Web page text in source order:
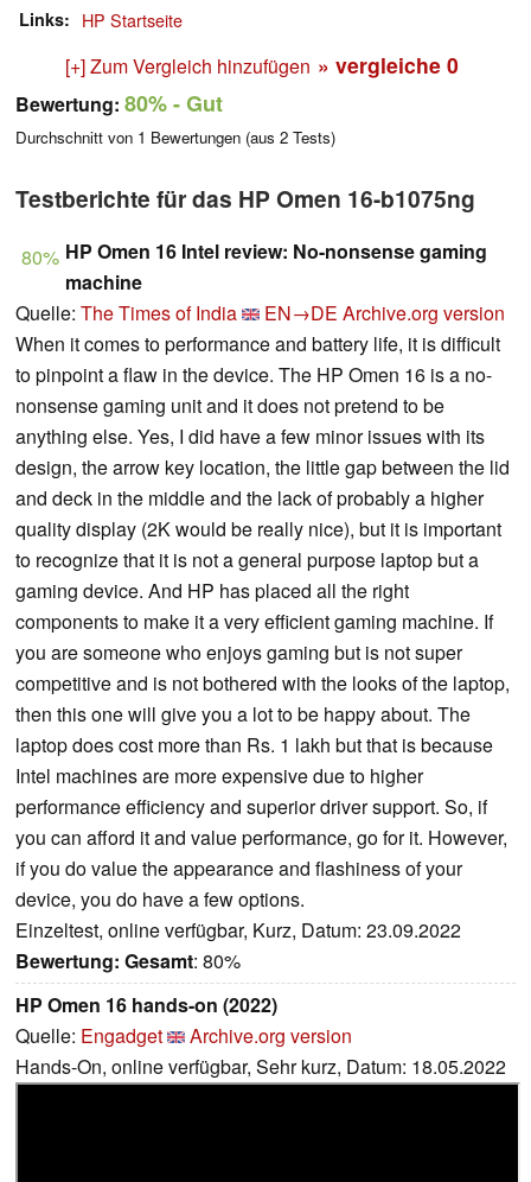
Links HP Startseite
[+] Zum Vergleich hinzufügen » vergleiche 0
Bewertung: 80%- Gut
Durchschnitt von 1 Bewertungen (aus 2 Tests)
Testberichte für das HP Omen 16-b1075ng
80% HP Omen 16 Intel review: No-nonsense gaming
machine
Quelle: The Times of India EN→DE Archive.org version
When it comes to performance and battery life, it is difficult
to pinpoint a flaw in the device. The HP Omen 16 is a no-
nonsense gaming unit and it does not pretend to be
anything else. Yes, I did have a few minor issues with its
design, the arrow key location, the little gap between the lid
and deck in the middle and the lack of probably a higher
quality display (2K would be really nice), but it is important
to recognize that it is not a general purpose laptop but a
gaming device. And HP has placed all the right
components to make it a very efficient gaming machine. If
you are someone who enjoys gaming but is not super
competitive and is not bothered with the looks of the laptop,
then this one will give you a lot to be happy about. The
laptop does cost more than Rs. 1 lakh but that is because
Intel machines are more expensive due to higher
performance efficiency and superior driver support. So, if
you can afford it and value performance, go for it. However,
if you do value the appearance and flashiness of your
device, you do have a few options.
Einzeltest, online verfügbar, Kurz, Datum: 23.09.2022
Bewertung: Gesamt: 80%
HP Omen 16 hands-on (2022)
Quelle: Engadget
Archive.org version
Hands-On, online verfügbar, Sehr kurz, Datum: 18.05.2022